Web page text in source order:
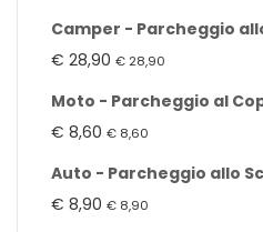
Camper - Parcheggio
€ 28,90 € 28,90
Moto - Parcheggio al
€ 8,60 € 8,60
Auto - Parcheggio allo
€ 8,90 € 8,90